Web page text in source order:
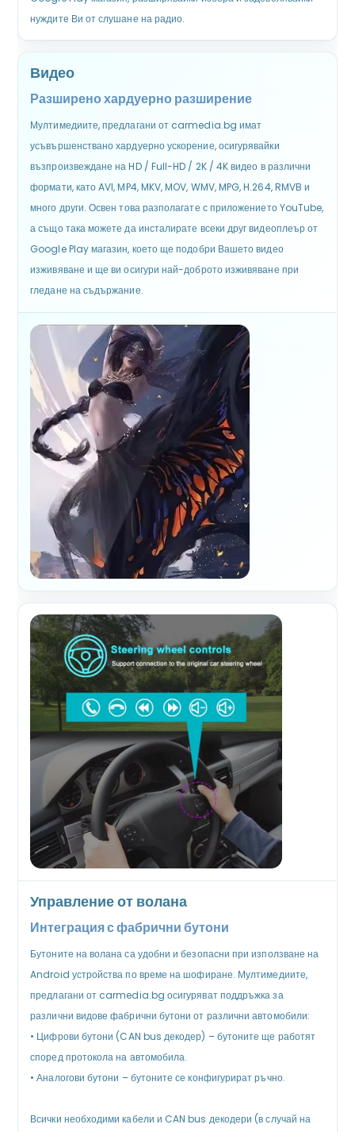
нуждите Ви от слушане на радио.
Видео
Разширено хардуерно разширение
Мултимедиите, предлагани от carmedia.bg имат
усъвършенствано хардуерно ускорение, осигурявайки
възпроизвеждане на HD / Full-HD / 2K / 4K видео в различни
формати, като AVI, MP4, MKV, MOV, WMV, MPG, H.264, RMVB и
много други. Освен това разполагате с приложението YouTube,
а също така можете да инсталирате всеки друг видеоплеър от
Google Play магазин, което ще подобри Вашето видео
изживяване и ще ви осигури най-доброто изживяване при
гледане на съдържание.
Управление от волана
Интеграция с фабрични бутони
Бутоните на волана са удобни и безопасни при използване на
Android устройства по време на шофиране. Мултимедиите,
предлагани от carmedia.bg осигуряват поддръжка за
различни видове фабрични бутони от различни автомобили:
• Цифрови бутони (CAN bus декодер) – бутоните ще работят
според протокола на автомобила.
• Аналогови бутони – бутоните се конфигурират ръчно.
Всички необходими кабели и CAN bus декодери (в случай на